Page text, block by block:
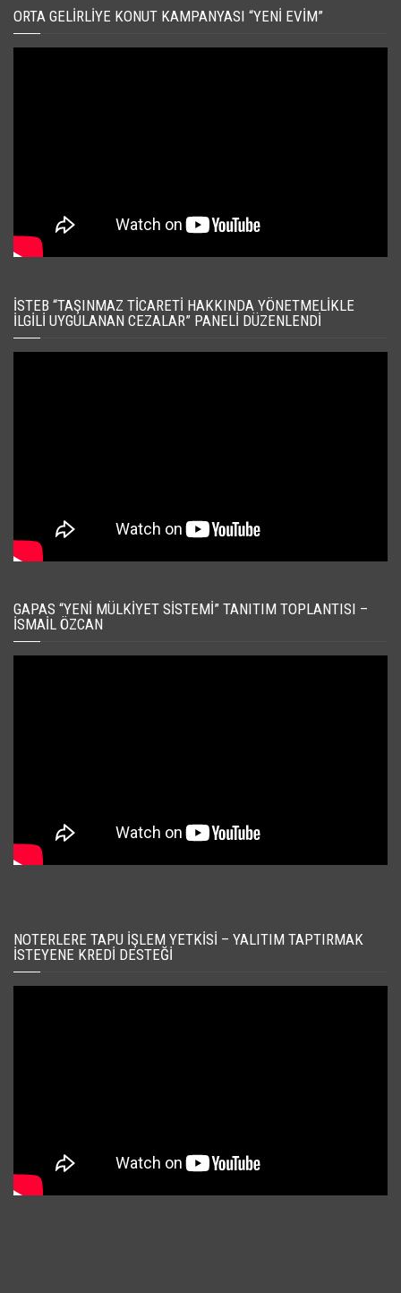
ORTA GELIRLIYE KONUT KAMPANYASI “YENI EVIM”
İSTEB “TAŞINMAZ TICARETI HAKKINDA YÖNETMELIKLE
İLGILI UYGULANAN CEZALAR” PANELI DÜZENLENDI
GAPAS “YENI MÜLKIYET SISTEMI” TANITIM TOPLANTISI –
İSMAIL ÖZCAN
NOTERLERE TAPU İŞLEM YETKISI – YALITIM TAPTIRMAK
İSTEYENE KREDI DESTEĞI